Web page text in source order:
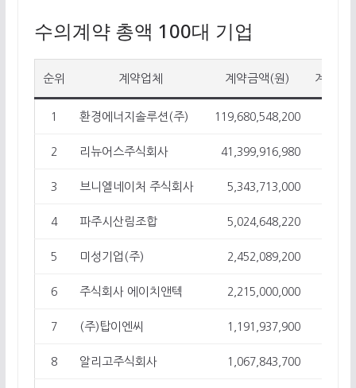
수의계약 총액 100대 기업
순위 계약업체 계약금액(원) 계약건
1 환경에너지솔루션(주) 119,680,548,200
2 리뉴어스주식회사 41,399,916,980
3 브니엘네이처 주식회사 5,343,713,000
4 파주시산림조합 5,024,648,220
5 미성기업(주) 2,452,089,200
6 주식회사 에이치앤텍 2,215,000,000
7 (주)탑이엔씨 1,191,937,900
8 알리고주식회사 1,067,843,700